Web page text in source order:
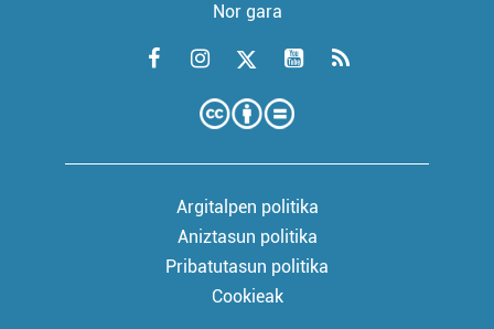
Nor gara
Argitalpen politika
Aniztasun politika
Pribatutasun politika
Cookieak